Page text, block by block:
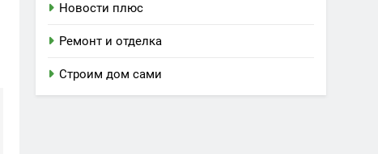
Новости плюс
Ремонт и отделка
Строим дом сами